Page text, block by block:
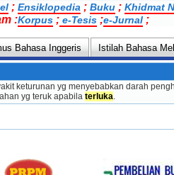
; Ensiklopedia ; Buku ; Khidmat
:Korpus ; e-Tesis ;e-Jurnal ;
Bahasa Inggeris Istilah Bahasa
ketu­run­an yg menyebabkan darah
yg teruk apabila terluka.